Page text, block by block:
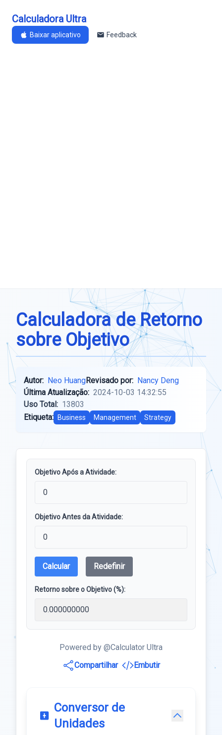
Calculadora Ultra
Baixar aplicativo Feedback
Calculadora de Retorno
sobre Objetivo
Autor: Neo HuangRevisado por: Nancy Deng
Última Atualização: 2024-10-03 14:32:55
Uso Total: 13803
Etiqueta:
Business Management Strategy
Objetivo Após a Atividade:
Objetivo Antes da Atividade:
Calcular Redefinir
Retorno sobre o Objetivo (%):
Powered by @Calculator Ultra
Compartilhar
Embutir
Conversor de
Unidades